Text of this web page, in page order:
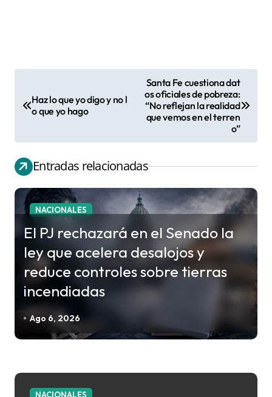
e
g
a
i
ó
t
a
Haz lo que yo digo y no l
o que yo hago
Santa Fe cuestiona dat
os oficiales de pobreza:
“No reflejan la realidad
que vemos en el terren
o”
Entradas relacionadas
NACIONALES
El PJ rechazará en el Senado la
ley que acelera desalojos y
reduce controles sobre tierras
incendiadas
Ago 6, 2026
NACIONALES